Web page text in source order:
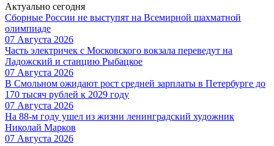
Актуально сегодня
Сборные России не выступят на Всемирной шахматной
олимпиаде
07 Августа 2026
Часть электричек с Московского вокзала переведут на
Ладожский и станцию Рыбацкое
07 Августа 2026
В Смольном ожидают рост средней зарплаты в Петербурге до
170 тысяч рублей к 2029 году
07 Августа 2026
На 88-м году ушел из жизни ленинградский художник
Николай Марков
07 Августа 2026